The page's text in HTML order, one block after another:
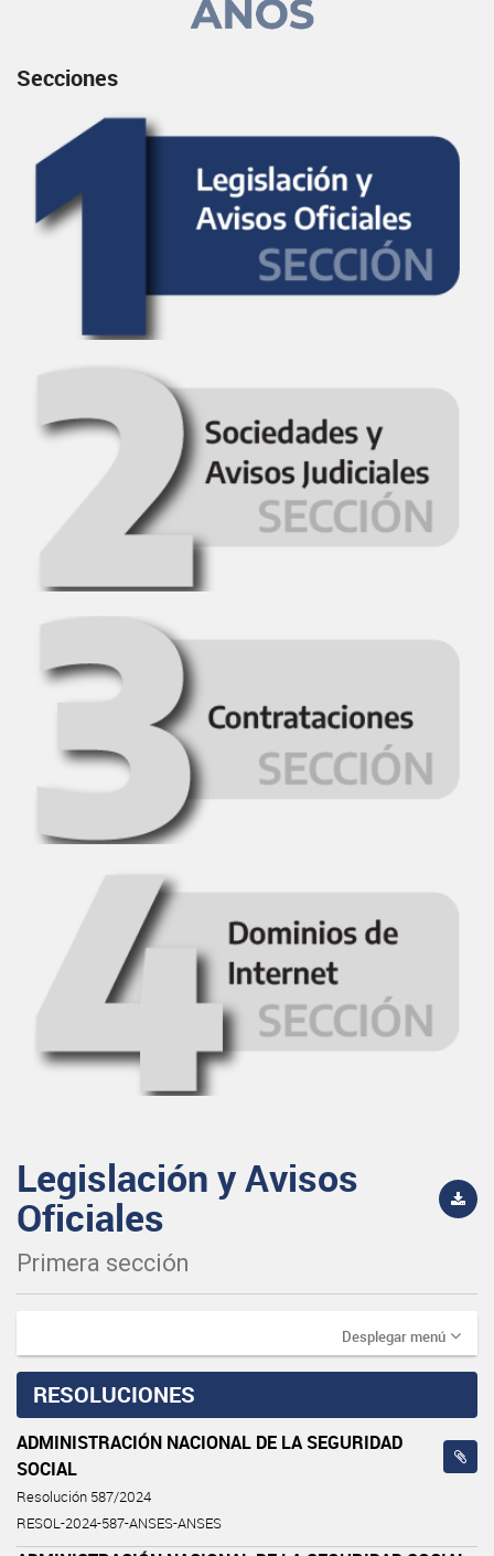
Secciones
Legislación y Avisos
Oficiales
Primera sección
Desplegar menú
RESOLUCIONES
ADMINISTRACIÓN NACIONAL DE LA SEGURIDAD
SOCIAL
Resolución 587/2024
RESOL-2024-587-ANSES-ANSES